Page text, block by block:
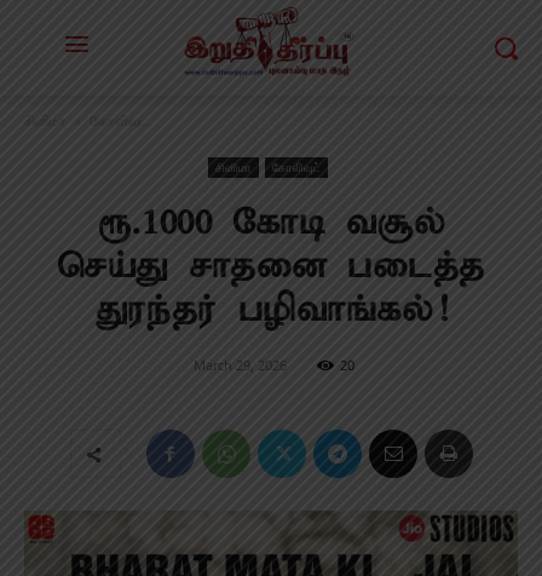
கோலிவுட்
சினிமா கோலிவுட்
ரூ.1000 கோடி வசூல்
செய்து சாதனை படைத்த
துரந்தர் பழிவாங்கல்!
March 29, 2026 20